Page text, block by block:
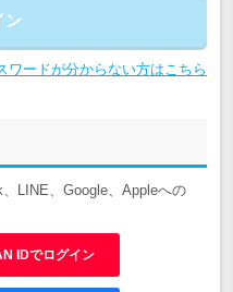
ン
ワードが分からない方はこちら
LINE、Google、Appleへの
IDでログイン